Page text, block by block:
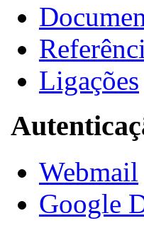
Ligações
Webmail
Google